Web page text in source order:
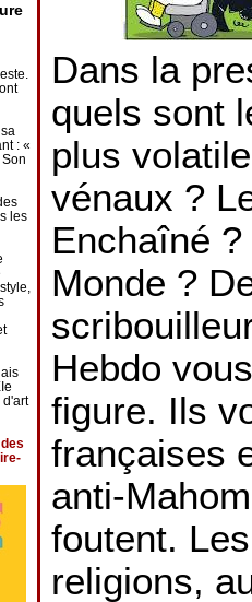
: «
les
d'art
Dans la
quels sont
plus
vénaux ?
Enchaîné
Monde ?
Hebdo
figure. Ils
françaises
anti-
foutent.
religions,